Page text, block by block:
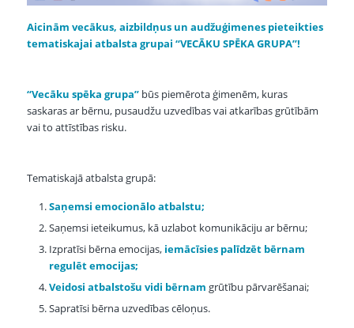
Aicinām vecākus, aizbildņus un audžuģimenes pieteikties
tematiskajai atbalsta grupai “VECĀKU SPĒKA GRUPA”!
“Vecāku spēka grupa” būs piemērota ģimenēm, kuras
saskaras ar bērnu, pusaudžu uzvedības vai atkarības grūtībām
vai to attīstības risku.
Tematiskajā atbalsta grupā:
Saņemsi emocionālo atbalstu;
Saņemsi ieteikumus, kā uzlabot komunikāciju ar bērnu;
Izpratīsi bērna emocijas, iemācīsies palīdzēt bērnam
regulēt emocijas;
Veidosi atbalstošu vidi bērnam grūtību pārvarēšanai;
Sapratīsi bērna uzvedības cēloņus.